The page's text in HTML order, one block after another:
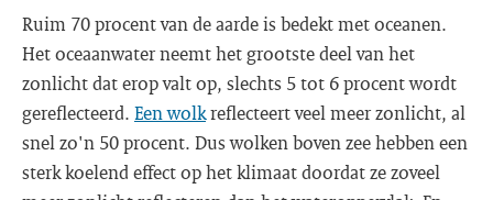
Ruim 70 procent van de aarde is bedekt met oceanen.
Het oceaanwater neemt het grootste deel van het
zonlicht dat erop valt op, slechts 5 tot 6 procent wordt
gereflecteerd. Een wolkreflecteert veel meer zonlicht, al
snel zo'n 50 procent. Dus wolken boven zee hebben een
sterk koelend effect op het klimaat doordat ze zoveel